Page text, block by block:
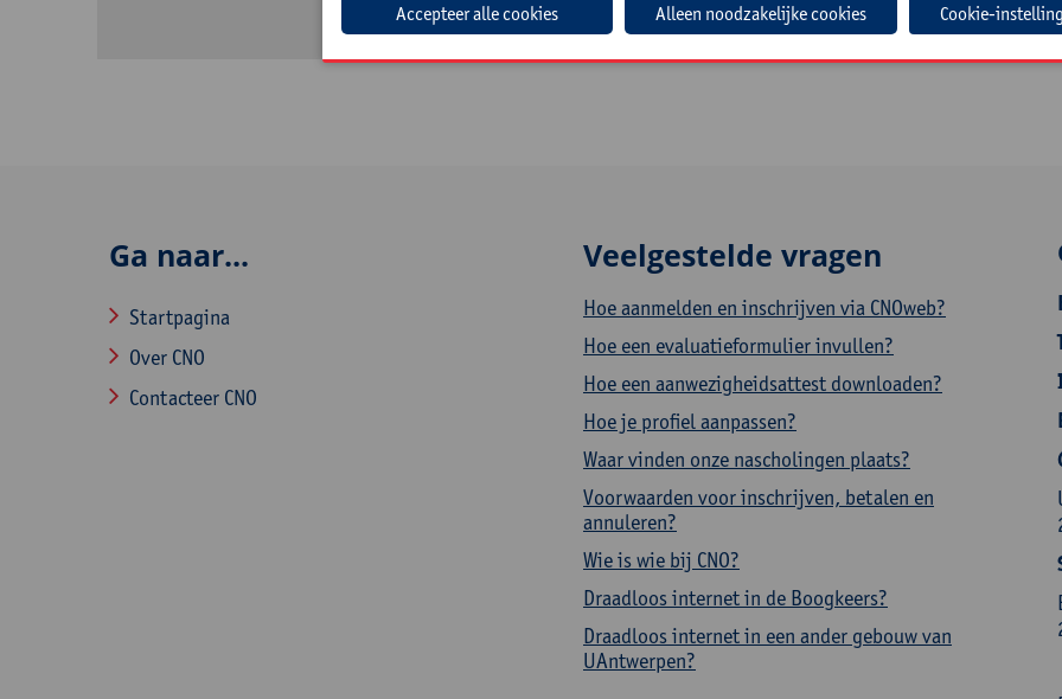
Ga naar...
Startpagina
Over CNO
Contacteer CNO
Veelgestelde vragen
Hoe aanmelden en inschrijven via CNOweb?
Hoe een evaluatieformulier invullen?
Hoe een aanwezigheidsattest downloaden?
Hoe je profiel aanpassen?
Waar vinden onze nascholingen plaats?
Voorwaarden voor inschrijven, betalen en
annuleren?
Wie is wie bij CNO?
Draadloos internet in de Boogkeers?
Draadloos internet in een ander gebouw van
UAntwerpen?
Cookie-